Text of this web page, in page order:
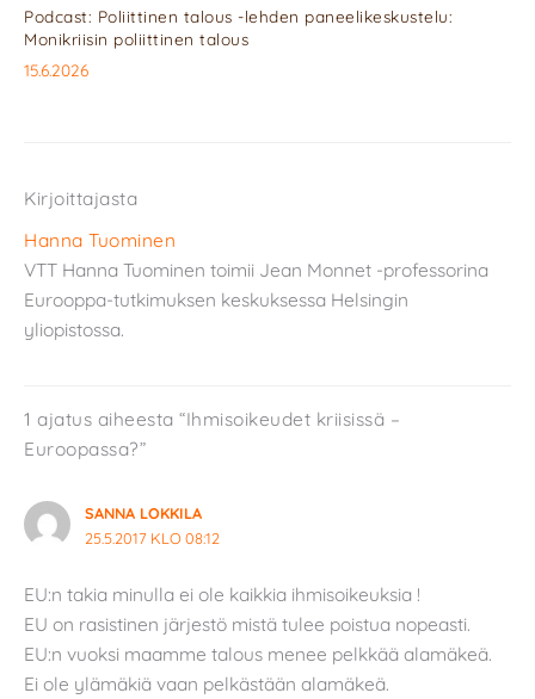
Podcast: Poliittinen talous -lehden paneelikeskustelu:
Monikriisin poliittinen talous
15.6.2026
Kirjoittajasta
Hanna Tuominen
VTT Hanna Tuominen toimii Jean Monnet -professorina
Eurooppa-tutkimuksen keskuksessa Helsingin
yliopistossa.
1 ajatus aiheesta “Ihmisoikeudet kriisissä –
Euroopassa?”
SANNA LOKKILA
25.5.2017 KLO 08:12
EU:n takia minulla ei ole kaikkia ihmisoikeuksia !
EU on rasistinen järjestö mistä tulee poistua nopeasti.
EU:n vuoksi maamme talous menee pelkkää alamäkeä.
Ei ole ylämäkiä vaan pelkästään alamäkeä.